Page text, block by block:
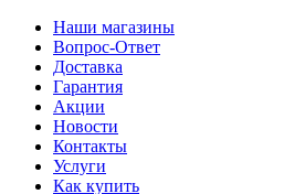
Наши магазины
Вопрос-Ответ
Доставка
Гарантия
Акции
Новости
Контакты
Услуги
Как купить